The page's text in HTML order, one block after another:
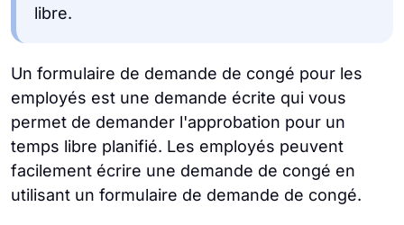
libre.
Un formulaire de demande de congé pour les
employés est une demande écrite qui vous
permet de demander l'approbation pour un
temps libre planifié. Les employés peuvent
facilement écrire une demande de congé en
utilisant un formulaire de demande de congé.